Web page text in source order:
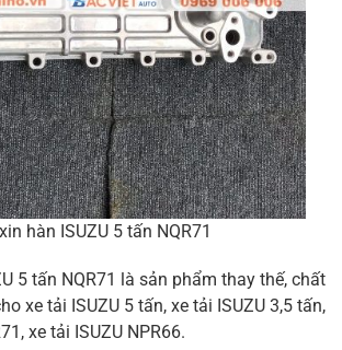
hàn ISUZU 5 tấn NQR71
5 tấn NQR71 là sản phẩm thay thế, chất
xe tải ISUZU 5 tấn, xe tải ISUZU 3,5 tấn,
xe tải ISUZU NPR66.